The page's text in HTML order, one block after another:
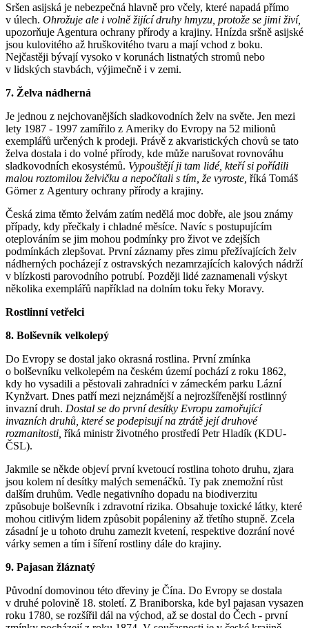
Sršen asijská je nebezpečná hlavně pro včely, které napadá přímo
v úlech. Ohrožuje ale i volně žijící druhy hmyzu, protože se jimi živí,
upozorňuje Agentura ochrany přírody a krajiny. Hnízda sršně asijské
jsou kulovitého až hruškovitého tvaru a mají vchod z boku.
Nejčastěji bývají vysoko v korunách listnatých stromů nebo
v lidských stavbách, výjimečně i v zemi.
7. Želva nádherná
Je jednou z nejchovanějších sladkovodních želv na světe. Jen mezi
lety 1987 - 1997 zamířilo z Ameriky do Evropy na 52 milionů
exemplářů určených k prodeji. Právě z akvaristických chovů se tato
želva dostala i do volné přírody, kde může narušovat rovnováhu
sladkovodních ekosystémů. Vypouštějí ji tam lidé, kteří si pořídili
malou roztomilou želvičku a nepočítali s tím, že vyroste, říká Tomáš
Görner z Agentury ochrany přírody a krajiny.
Česká zima těmto želvám zatím nedělá moc dobře, ale jsou známy
případy, kdy přečkaly i chladné měsíce. Navíc s postupujícím
oteplováním se jim mohou podmínky pro život ve zdejších
podmínkách zlepšovat. První záznamy přes zimu přežívajících želv
nádherných pocházejí z ostravských nezamrzajících kalových nádrží
v blízkosti parovodního potrubí. Později lidé zaznamenali výskyt
několika exemplářů například na dolním toku řeky Moravy.
Rostlinní vetřelci
8. Bolševník velkolepý
Do Evropy se dostal jako okrasná rostlina. První zmínka
o bolševníku velkolepém na českém území pochází z roku 1862,
kdy ho vysadili a pěstovali zahradníci v zámeckém parku Lázní
Kynžvart. Dnes patří mezi nejznámější a nejrozšířenější rostlinný
invazní druh. Dostal se do první desítky Evropu zamořující
invazních druhů, které se podepisují na ztrátě její druhové
rozmanitosti, říká ministr životného prostředí Petr Hladík (KDU-
ČSL).
Jakmile se někde objeví první kvetoucí rostlina tohoto druhu, zjara
jsou kolem ní desítky malých semenáčků. Ty pak znemožní růst
dalším druhům. Vedle negativního dopadu na biodiverzitu
způsobuje bolševník i zdravotní rizika. Obsahuje toxické látky, které
mohou citlivým lidem způsobit popáleniny až třetího stupně. Zcela
zásadní je u tohoto druhu zamezit kvetení, respektive dozrání nové
várky semen a tím i šíření rostliny dále do krajiny.
9. Pajasan žláznatý
Původní domovinou této dřeviny je Čína. Do Evropy se dostala
v druhé polovině 18. století. Z Braniborska, kde byl pajasan vysazen
roku 1780, se rozšířil dál na východ, až se dostal do Čech - první